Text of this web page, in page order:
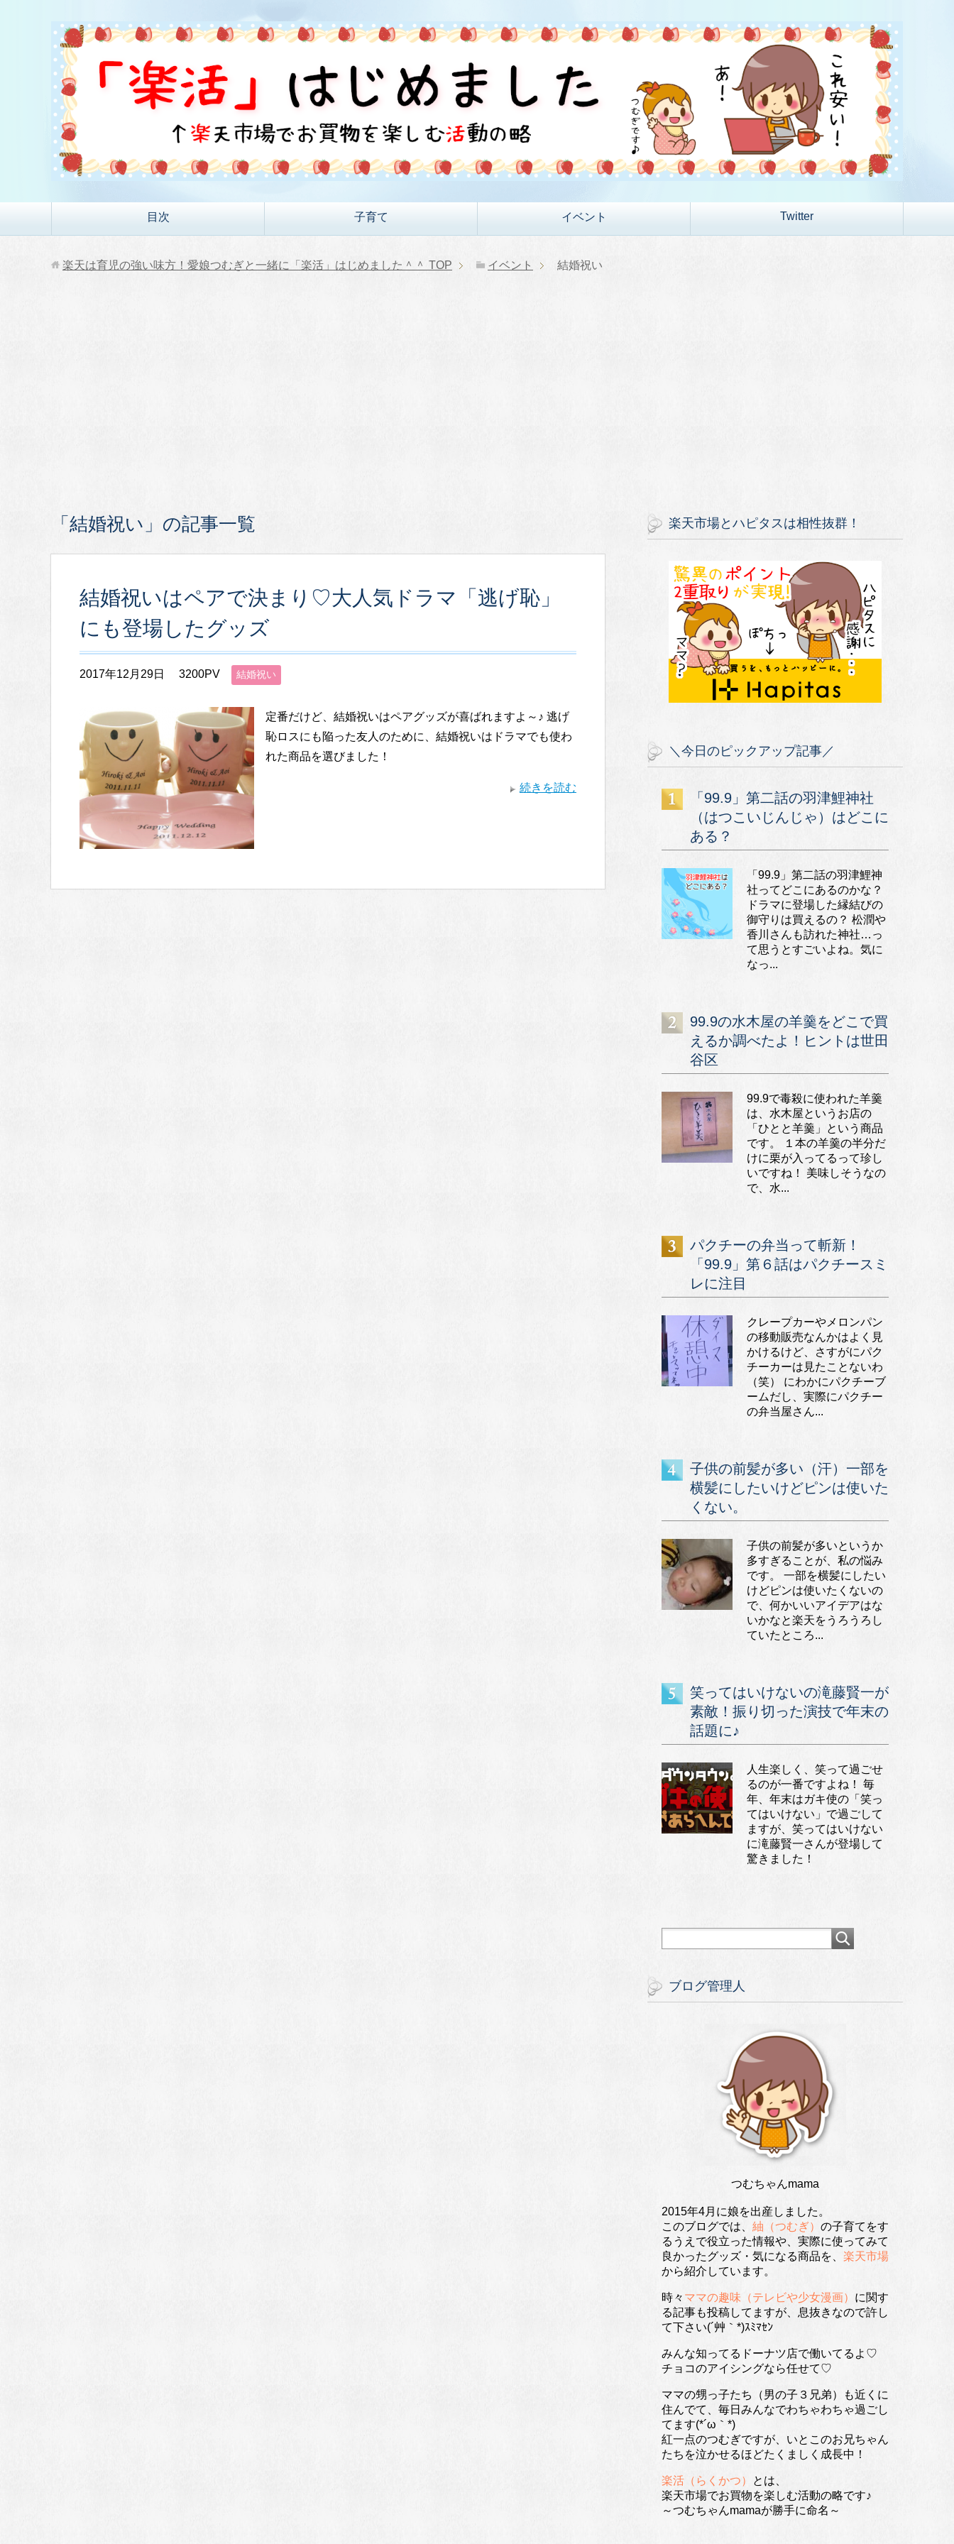
目次 子育て イベント Twitter
楽天は育児の強い味方！愛娘つむぎと一緒に「楽活」はじめました＾＾ TOP イベント 結婚祝い
「結婚祝い」の記事一覧
結婚祝いはペアで決まり♡大人気ドラマ「逃げ恥」
にも登場したグッズ
2017年12月29日 3200PV 結婚祝い
定番だけど、結婚祝いはペアグッズが喜ばれますよ～♪ 逃げ
恥ロスにも陥った友人のために、結婚祝いはドラマでも使わ
れた商品を選びました！
続きを読む
楽天市場とハピタスは相性抜群！
＼今日のピックアップ記事／
「99.9」第二話の羽津鯉神社
（はつこいじんじゃ）はどこに
ある？
「99.9」第二話の羽津鯉神
社ってどこにあるのかな？
ドラマに登場した縁結びの
御守りは買えるの？ 松潤や
香川さんも訪れた神社…っ
て思うとすごいよね。気に
なっ...
99.9の水木屋の羊羹をどこで買
えるか調べたよ！ヒントは世田
谷区
99.9で毒殺に使われた羊羹
は、水木屋というお店の
「ひとと羊羹」という商品
です。 １本の羊羹の半分だ
けに栗が入ってるって珍し
いですね！ 美味しそうなの
で、水...
パクチーの弁当って斬新！
「99.9」第６話はパクチースミ
レに注目
クレープカーやメロンパン
の移動販売なんかはよく見
かけるけど、さすがにパク
チーカーは見たことないわ
（笑） にわかにパクチーブ
ームだし、実際にパクチー
の弁当屋さん...
子供の前髪が多い（汗）一部を
横髪にしたいけどピンは使いた
くない。
子供の前髪が多いというか
多すぎることが、私の悩み
です。 一部を横髪にしたい
けどピンは使いたくないの
で、何かいいアイデアはな
いかなと楽天をうろうろし
ていたところ...
笑ってはいけないの滝藤賢一が
素敵！振り切った演技で年末の
話題に♪
人生楽しく、笑って過ごせ
るのが一番ですよね！ 毎
年、年末はガキ使の「笑っ
てはいけない」で過ごして
ますが、笑ってはいけない
に滝藤賢一さんが登場して
驚きました！
ブログ管理人
つむちゃんmama
2015年4月に娘を出産しました。
このブログでは、 紬（つむぎ） の子育てをす
るうえで役立った情報や、実際に使ってみて
良かったグッズ・気になる商品を、 楽天市場
から紹介しています。
時々 ママの趣味（テレビや少女漫画） に関す
る記事も投稿してますが、息抜きなので許し
て下さい(´艸｀*)ｽﾐﾏｾﾝ
みんな知ってるドーナツ店で働いてるよ♡
チョコのアイシングなら任せて♡
ママの甥っ子たち（男の子３兄弟）も近くに
住んでて、毎日みんなでわちゃわちゃ過ごし
てます(*´ω｀*)
紅一点のつむぎですが、いとこのお兄ちゃん
たちを泣かせるほどたくましく成長中！
楽活（らくかつ）
とは、
楽天市場でお買物を楽しむ活動の略です♪
～つむちゃんmamaが勝手に命名～